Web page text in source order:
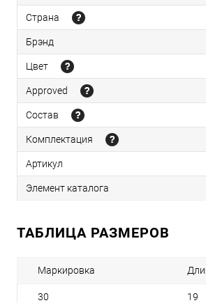
Страна
Брэнд
Цвет
Approved
Состав
Комплектация
Артикул
Элемент каталога
ТАБЛИЦА РАЗМЕРОВ
Маркировка
30 19